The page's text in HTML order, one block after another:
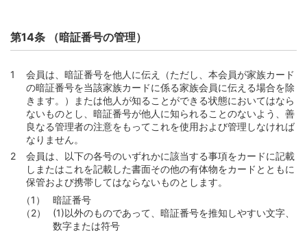
別表6（第99条関係）
第14条 （暗証番号の管理）
会員は、暗証番号を他人に伝え（ただし、本会員が家族カード
の暗証番号を当該家族カードに係る家族会員に伝える場合を除
きます。）または他人が知ることができる状態においてはなら
ないものとし、暗証番号が他人に知られることのないよう、善
良なる管理者の注意をもってこれを使用および管理しなければ
なりません。
会員は、以下の各号のいずれかに該当する事項をカードに記載
しまたはこれを記載した書面その他の有体物をカードとともに
保管および携帯してはならないものとします。
暗証番号
(1)以外のものであって、暗証番号を推知しやすい文字、
数字または符号